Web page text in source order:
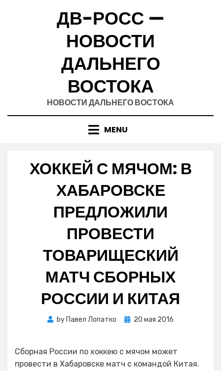
ДВ-РОСС —
НОВОСТИ
ДАЛЬНЕГО
ВОСТОКА
НОВОСТИ ДАЛЬНЕГО ВОСТОКА
MENU
ХОККЕЙ С МЯЧОМ: В
ХАБАРОВСКЕ
ПРЕДЛОЖИЛИ
ПРОВЕСТИ
ТОВАРИЩЕСКИЙ
МАТЧ СБОРНЫХ
РОССИИ И КИТАЯ
by Павел Лопатко
Posted
20 мая 2016
Сборная России по хоккею с мячом может
провести в Хабаровске матч с командой Китая.